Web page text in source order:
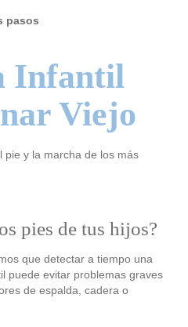
pasos
Infantil
Viejo
pie y la marcha de los más
pies de tus hijos?
que detectar a tiempo una
puede evitar problemas graves
de espalda, cadera o